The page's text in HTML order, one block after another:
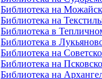
Библиотека на
Библиотека на
Библиотека в
Библиотека в
Библиотека на
Библиотека на
Библиотека на